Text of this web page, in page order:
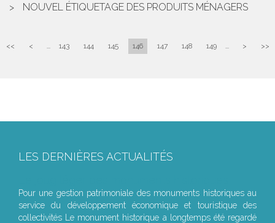
NOUVEL ÉTIQUETAGE DES PRODUITS MÉNAGERS
<< < 143 144 145 146 147 148 149 > >>
LES DERNIÈRES ACTUALITÉS
Pour une gestion patrimoniale des monuments historiques au
service du développement économique et touristique des
collectivités Le monument historique a longtemps été regardé